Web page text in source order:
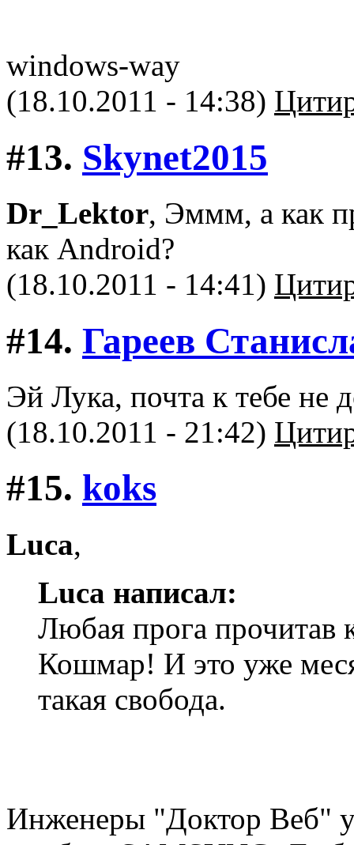
windows-way
(18.10.2011 - 14:38)
#13. Skynet2015
Dr_Lektor, Эммм, а как
как Android?
(18.10.2011 - 14:41)
#14. Гареев
Эй Лука, почта к тебе не
(18.10.2011 - 21:42)
#15. koks
Luca,
Luca написал:
Любая прога прочитав
Кошмар! И это уже
такая свобода.
Инженеры "Доктор Веб"